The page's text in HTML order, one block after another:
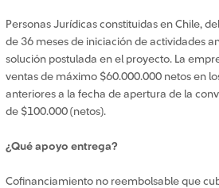
Personas Jurídicas constituidas en Chile,
de 36 meses de iniciación de actividades
solución postulada en el proyecto. La
ventas de máximo $60.000.000 netos en
anteriores a la fecha de apertura de la
de $100.000 (netos).
¿Qué apoyo entrega?
Cofinanciamiento no reembolsable que